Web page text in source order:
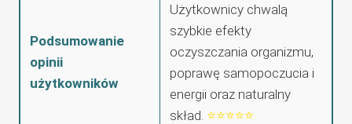
Podsumowanie
opinii
użytkowników
Użytkownicy chwalą
szybkie efekty
oczyszczania organizmu,
poprawę samopoczucia i
energii oraz naturalny
skład. ⭐⭐⭐⭐⭐